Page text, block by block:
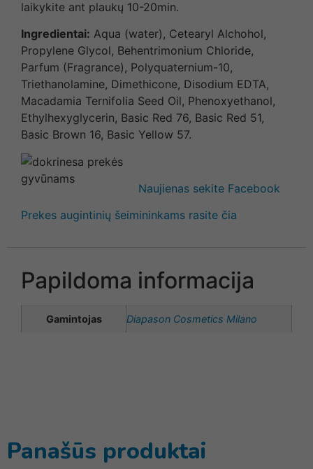
laikykite ant plaukų 10-20min.
Ingredientai: Aqua (water), Cetearyl Alchohol,
Propylene Glycol, Behentrimonium Chloride,
Parfum (Fragrance), Polyquaternium-10,
Triethanolamine, Dimethicone, Disodium EDTA,
Macadamia Ternifolia Seed Oil, Phenoxyethanol,
Ethylhexyglycerin, Basic Red 76, Basic Red 51,
Basic Brown 16, Basic Yellow 57.
Naujienas sekite Facebook
Prekes augintinių šeimininkams rasite čia
Papildoma informacija
Gamintojas Diapason Cosmetics Milano
Panašūs produktai